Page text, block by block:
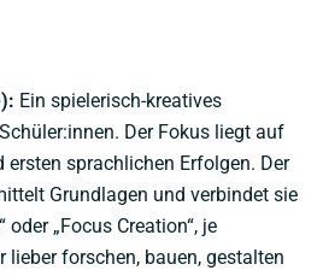
Ein spielerisch-kreatives
Der Fokus liegt auf
ersten sprachlichen Erfolgen. Der
Grundlagen und verbindet sie
„Focus Creation“, je
lieber forschen, bauen, gestalten